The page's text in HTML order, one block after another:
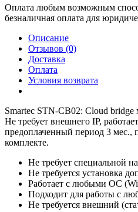
Оплата любым возможным
безналичная оплата для
Описание
Отзывов (0)
Доставка
Оплата
Условия возврата
Smartec STN-CB02: Cloud bridge
Не требует внешнего IP,
предоплаченный период 3 мес.,
комплекте.
Не требует специальной
Не требуется установка
Работает с любыми ОС
Подходит для работы с
Не требуется внешний